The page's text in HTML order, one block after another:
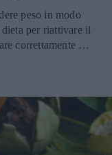
peso in modo
per riattivare il
correttamente e